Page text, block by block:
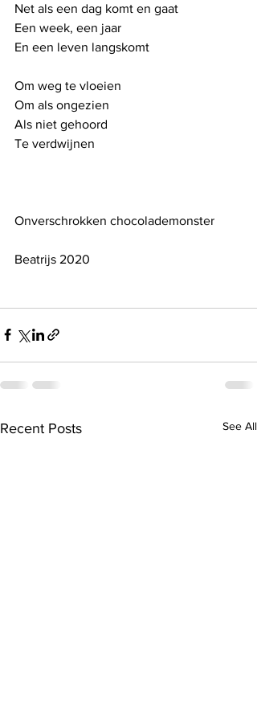
Net als een dag komt en gaat
Een week, een jaar
En een leven langskomt
Om weg te vloeien
Om als ongezien
Als niet gehoord
Te verdwijnen
Onverschrokken chocolademonster
Beatrijs 2020
Recent Posts See All